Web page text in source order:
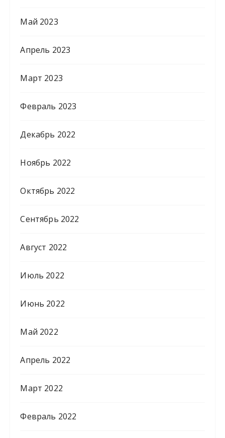
Май 2023
Апрель 2023
Март 2023
Февраль 2023
Декабрь 2022
Ноябрь 2022
Октябрь 2022
Сентябрь 2022
Август 2022
Июль 2022
Июнь 2022
Май 2022
Апрель 2022
Март 2022
Февраль 2022